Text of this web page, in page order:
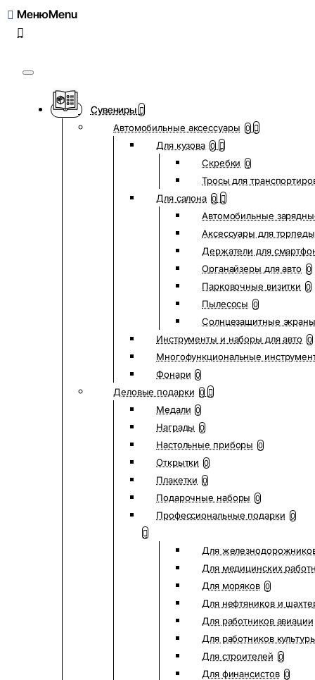
Меню
Сувениры
Автомобильные аксессуары 0
Для кузова 0
Скребки 0
Тросы для
Для салона 0
Автомобильные
Аксессуары для
Держатели для
Органайзеры для авто 0
Парковочные визитки 0
Пылесосы 0
Солнцезащитные экраны
Инструменты и наборы для авто 0
Многофункциональные
Фонари 0
Деловые подарки 0
Медали 0
Награды 0
Настольные приборы 0
Открытки 0
Плакетки 0
Подарочные наборы 0
Профессиональные подарки 0
Для
Для медицинских
Для моряков 0
Для нефтяников и
Для работников авиации
Для работников
Для строителей 0
Для финансистов 0